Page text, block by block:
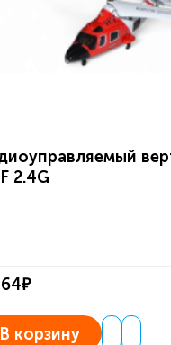
2.4G
В корзину